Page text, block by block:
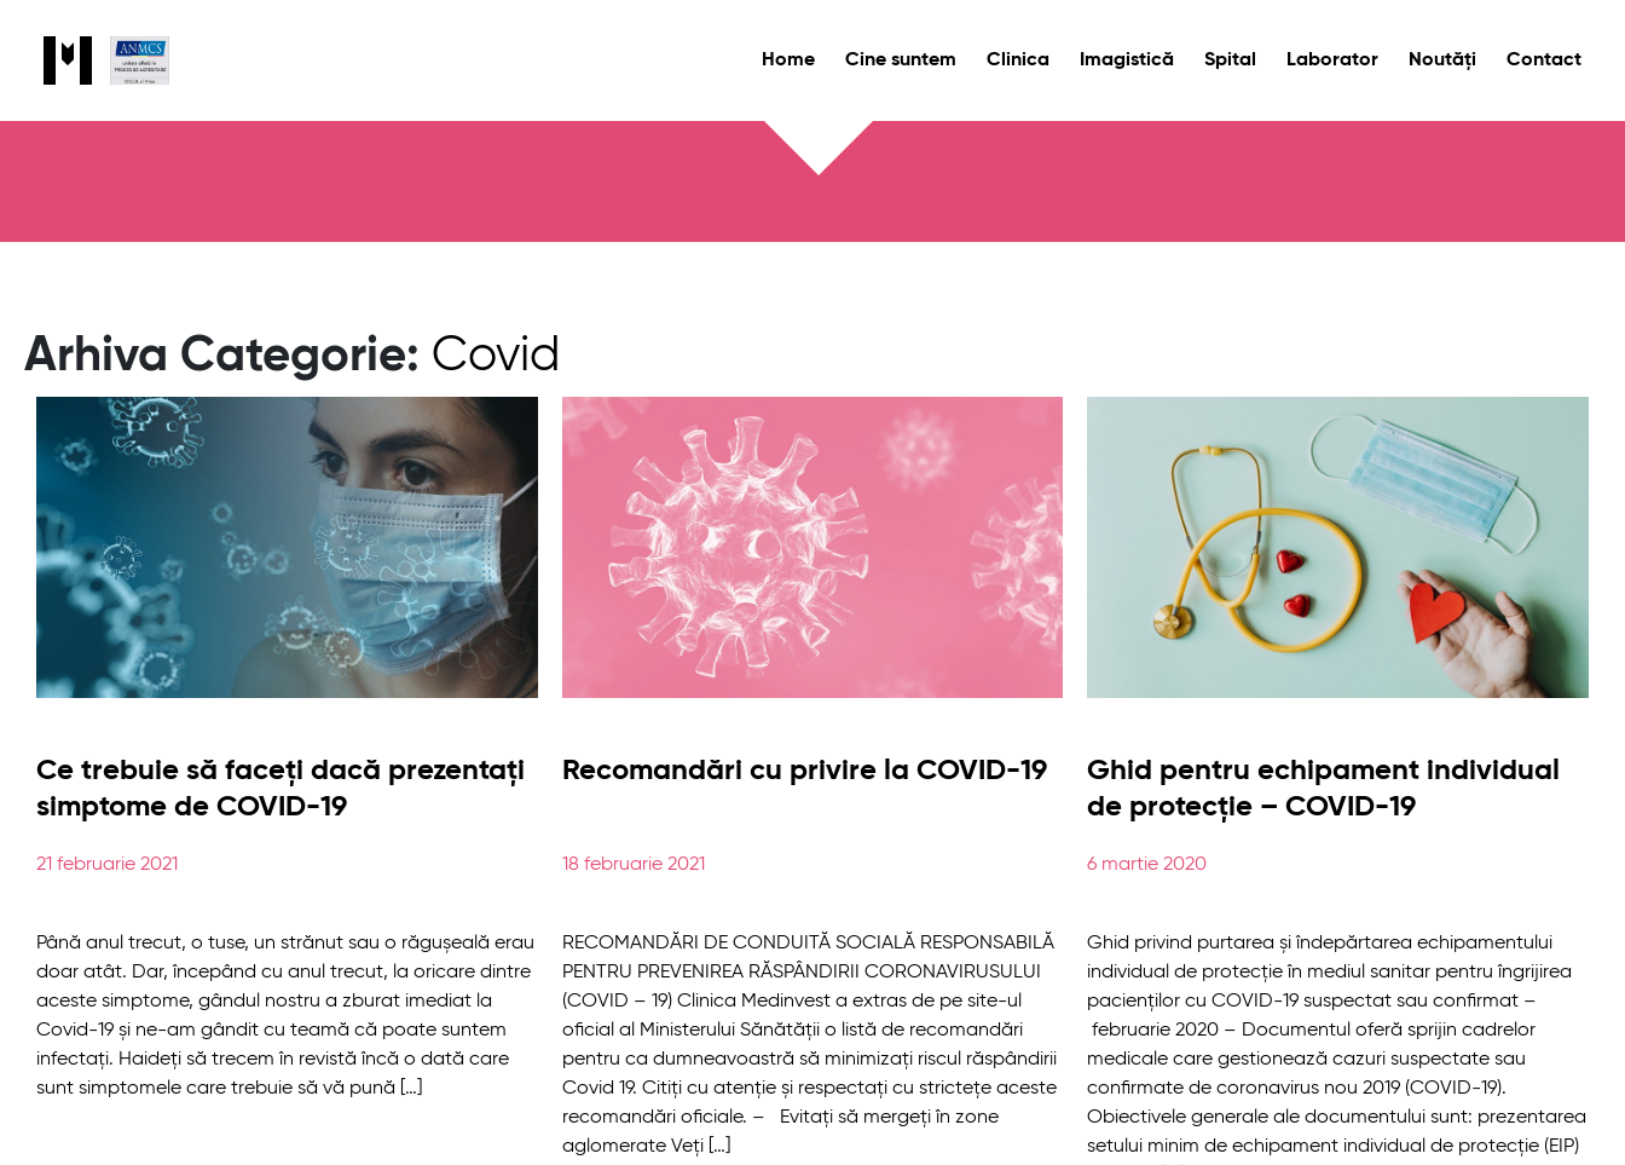
Home Cine suntem Clinica Imagistică Spital Laborator Noutăți Contact
Arhiva Categorie: Covid
Ce trebuie să faceți dacă prezentați
simptome de COVID-19
21 februarie 2021
Până anul trecut, o tuse, un strănut sau o răgușeală erau
doar atât. Dar, începând cu anul trecut, la oricare dintre
aceste simptome, gândul nostru a zburat imediat la
Covid-19 și ne-am gândit cu teamă că poate suntem
infectați. Haideți să trecem în revistă încă o dată care
sunt simptomele care trebuie să vă pună […]
Recomandări cu privire la COVID-19
18 februarie 2021
RECOMANDĂRI DE CONDUITĂ SOCIALĂ RESPONSABILĂ
PENTRU PREVENIREA RĂSPÂNDIRII CORONAVIRUSULUI
(COVID – 19) Clinica Medinvest a extras de pe site-ul
oficial al Ministerului Sănătății o listă de recomandări
pentru ca dumneavoastră să minimizați riscul răspândirii
Covid 19. Citiți cu atenție și respectați cu strictețe aceste
recomandări oficiale. – Evitați să mergeți în zone
aglomerate Veți […]
Ghid pentru echipament individual
de protecție – COVID-19
6 martie 2020
Ghid privind purtarea și îndepărtarea echipamentului
individual de protecție în mediul sanitar pentru îngrijirea
pacienților cu COVID-19 suspectat sau confirmat –
februarie 2020 – Documentul oferă sprijin cadrelor
medicale care gestionează cazuri suspectate sau
confirmate de coronavirus nou 2019 (COVID-19).
Obiectivele generale ale documentului sunt: prezentarea
setului minim de echipament individual de protecție (EIP)